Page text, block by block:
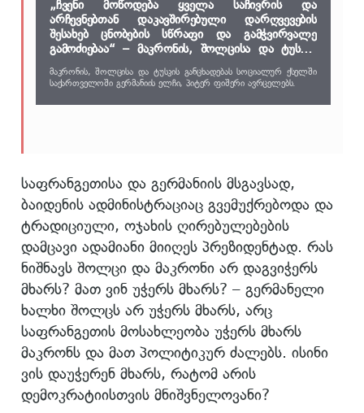
„ჩვენი მოწოდება ყველა საჩივრის და
არჩევნებთან დაკავშირებული დარღვევების
შესახებ ცნობების სწრაფი და გამჭვირვალე
გამოძიებაა“ – მაკრონის, შოლცისა და ტუსკის
მაკრონის, შოლცისა და ტუსკის განცხადებას სოციალურ ქსელში
საქართველოში გერმანიის ელჩი, პიტერ ფიშერი ავრცელებს.
საფრანგეთისა და გერმანიის მსგავსად,
ბაიდენის ადმინისტრაციაც გვემუქრებოდა და
ტრადიციული, ოჯახის ღირებულებების
დამცავი ადამიანი მიიღეს პრეზიდენტად. რას
ნიშნავს შოლცი და მაკრონი არ დაგვიჭერს
მხარს? მათ ვინ უჭერს მხარს? – გერმანელი
ხალხი შოლცს არ უჭერს მხარს, არც
საფრანგეთის მოსახლეობა უჭერს მხარს
მაკრონს და მათ პოლიტიკურ ძალებს. ისინი
ვის დაუჭერენ მხარს, რატომ არის
დემოკრატიისთვის მნიშვნელოვანი?